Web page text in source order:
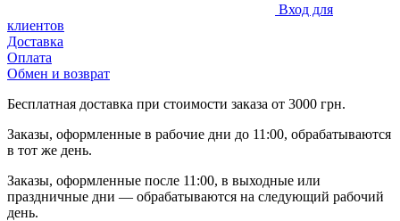
Вход для
клиентов
Доставка
Оплата
Обмен и возврат
Бесплатная доставка при стоимости заказа от 3000 грн.
Заказы, оформленные в рабочие дни до 11:00, обрабатываются
в тот же день.
Заказы, оформленные после 11:00, в выходные или
праздничные дни — обрабатываются на следующий рабочий
день.